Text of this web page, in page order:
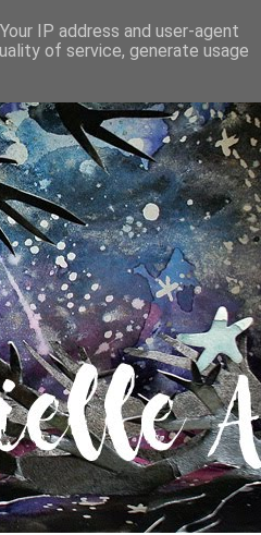
IP address and user-agent
of service, generate usage